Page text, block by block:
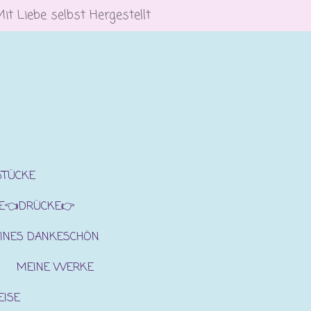
Liebe selbst Hergestellt
DANKESCHÖN
MEINE WERKE